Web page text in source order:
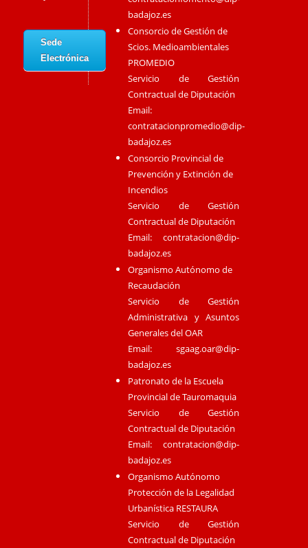
Sede
Electrónica
badajoz.es
Consorcio de Gestión de
Scios. Medioambientales
PROMEDIO
Servicio de Gestión
Contractual de Diputación
Email:
contratacionpromedio@dip-
badajoz.es
Consorcio Provincial de
Prevención y Extinción de
Incendios
Servicio de Gestión
Contractual de Diputación
Email:contratacion@dip-
badajoz.es
Organismo Autónomo de
Recaudación
Servicio de Gestión
Administrativa y Asuntos
Generales del OAR
Email:sgaag.oar@dip-
badajoz.es
Patronato de la Escuela
Provincial de Tauromaquia
Servicio de Gestión
Contractual de Diputación
Email:contratacion@dip-
badajoz.es
Organismo Autónomo
Protección de la Legalidad
Urbanística RESTAURA
Servicio de Gestión
Contractual de Diputación